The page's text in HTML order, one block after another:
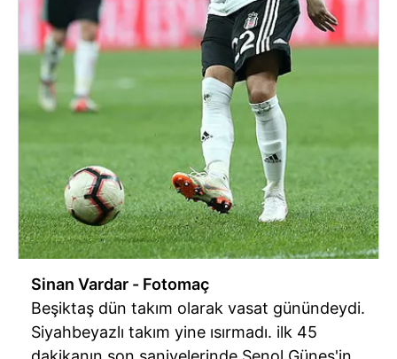
Sinan Vardar - Fotomaç
Beşiktaş dün takım olarak vasat günündeydi.
Siyahbeyazlı takım yine ısırmadı. ilk 45